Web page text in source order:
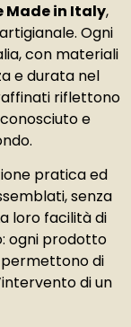
in Italy,
Ogni
con materiali
e durata nel
riflettono
e
pratica ed
senza
loro facilità di
ogni prodotto
di
di un